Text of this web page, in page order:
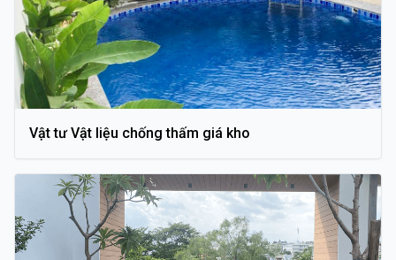
Vật tư Vật liệu chống thấm giá kho